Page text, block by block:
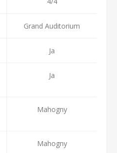
Grand Auditorium
Ja
Ja
Mahogny
Mahogny